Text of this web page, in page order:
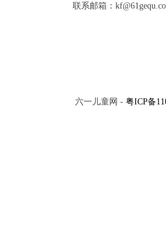
联系邮箱：
六一儿童网 - 粤ICP备